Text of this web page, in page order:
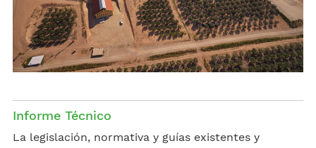
Informe Técnico
La legislación, normativa y guías existentes y